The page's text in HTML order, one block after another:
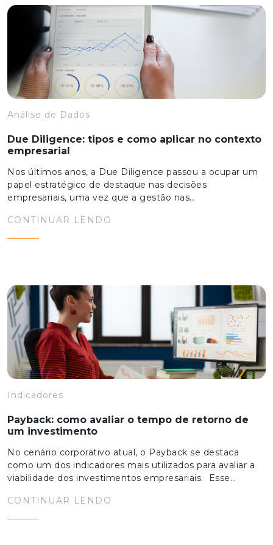
Análise de Dados
Due Diligence: tipos e como aplicar no contexto
empresarial
Nos últimos anos, a Due Diligence passou a ocupar um
papel estratégico de destaque nas decisões
empresariais, uma vez que a gestão nas…
CONTINUAR LENDO
Indicadores
Payback: como avaliar o tempo de retorno de
um investimento
No cenário corporativo atual, o Payback se destaca
como um dos indicadores mais utilizados para avaliar a
viabilidade dos investimentos empresariais. Esse…
CONTINUAR LENDO